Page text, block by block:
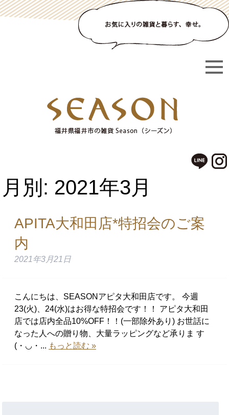
月別: 2021年3月
APITA大和田店*特招会のご案
内
2021年3月21日
こんにちは、SEASONアピタ大和田店です。 今週
23(火)、24(水)はお得な特招会です！！ アピタ大和田
店では店内全品10%OFF！！(一部除外あり) お世話に
なった人への贈り物、大量ラッピングなど承りま す
(・◡・... もっと読む »